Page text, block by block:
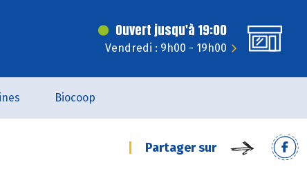
Ouvert jusqu'à 19:00
Vendredi : 9h00 - 19h00
Biocoop
Partager sur